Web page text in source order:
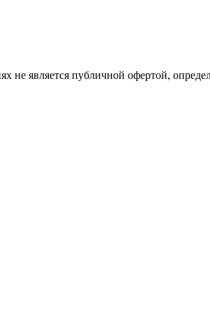
не является публичной офертой,